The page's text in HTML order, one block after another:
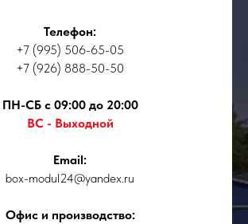
Телефон:
+7 (995) 506-65-05
+7 (926) 888-50-50
ПН-СБ с 09:00 до 20:00
ВС - Выходной
Email:
box-modul24@yandex.ru
Офис и производство: